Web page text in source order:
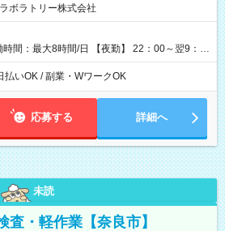
ボラトリー株式会社
間：最大8時間/日 【夜勤】 22：00～翌9：
8時 ■24時から翌9時 など ※上記の時間
（毎週同じ曜日での勤務となります）
払いOK / 副業・WワークOK
応募する 詳細へ
未読
査・軽作業【奈良市】